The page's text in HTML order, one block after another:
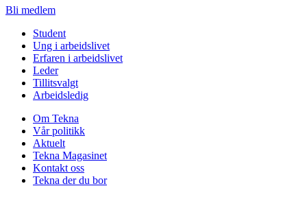
Bli medlem
Student
Ung i arbeidslivet
Erfaren i arbeidslivet
Leder
Tillitsvalgt
Arbeidsledig
Om Tekna
Vår politikk
Aktuelt
Tekna Magasinet
Kontakt oss
Tekna der du bor